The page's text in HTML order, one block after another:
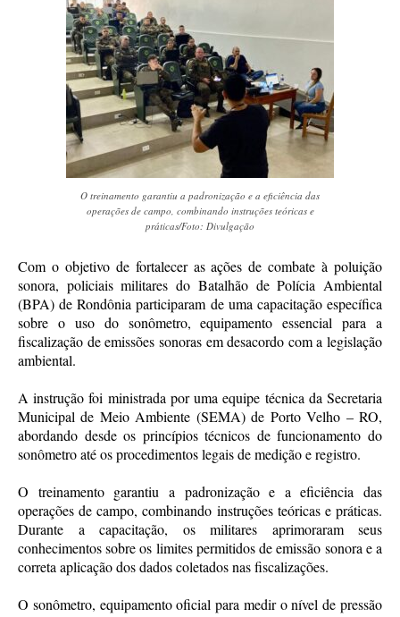
O treinamento garantiu a padronização e a eficiência das
operações de campo, combinando instruções teóricas e
práticas/Foto: Divulgação
Com o objetivo de fortalecer as ações de combate à poluição
sonora, policiais militares do Batalhão de Polícia Ambiental
(BPA) de Rondônia participaram de uma capacitação específica
sobre o uso do sonômetro, equipamento essencial para a
fiscalização de emissões sonoras em desacordo com a legislação
ambiental.
A instrução foi ministrada por uma equipe técnica da Secretaria
Municipal de Meio Ambiente (SEMA) de Porto Velho – RO,
abordando desde os princípios técnicos de funcionamento do
sonômetro até os procedimentos legais de medição e registro.
O treinamento garantiu a padronização e a eficiência das
operações de campo, combinando instruções teóricas e práticas.
Durante a capacitação, os militares aprimoraram seus
conhecimentos sobre os limites permitidos de emissão sonora e a
correta aplicação dos dados coletados nas fiscalizações.
O sonômetro, equipamento oficial para medir o nível de pressão